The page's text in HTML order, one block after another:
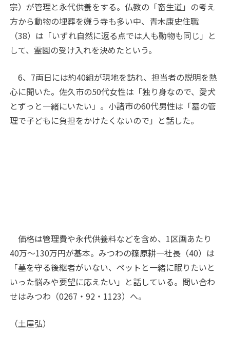
宗）が管理と永代供養をする。仏教の「畜生道」の考え
方から動物の埋葬を嫌う寺も多い中、青木康史住職
（38）は「いずれ自然に返る点では人も動物も同じ」と
して、霊園の受け入れを決めたという。
6、7両日には約40組が現地を訪れ、担当者の説明を熱
心に聞いた。佐久市の50代女性は「独り身なので、愛犬
とずっと一緒にいたい」。小諸市の60代男性は「墓の管
理で子どもに負担をかけたくないので」と話した。
価格は管理費や永代供養料などを含め、1区画あたり
40万～130万円が基本。みつわの篠原耕一社長（40）は
「墓を守る後継者がいない、ペットと一緒に眠りたいと
いった悩みや要望に応えたい」と話している。問い合わ
せはみつわ（0267・92・1123）へ。
（土屋弘）